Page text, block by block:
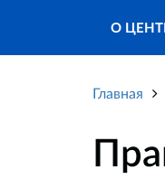
О
Главная